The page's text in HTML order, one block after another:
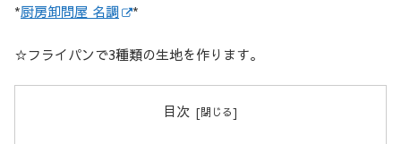
*厨房卸問屋 名調 *
☆フライパンで3種類の生地を作ります。
目次